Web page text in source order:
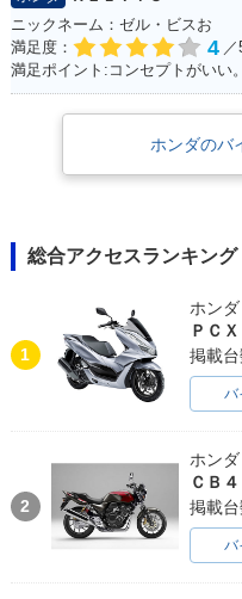
ニックネーム：ゼル・ビスお
満足度：
4
ホンダのバ
総合アクセスランキング
1
ホンダ
ＰＣＸ
掲載
バ
2
ホンダ
掲載
バ